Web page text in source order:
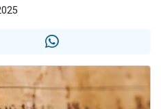
son Maasser
de faire un don pour 5 enfants déjà orphelins risquent de perdre leur maman